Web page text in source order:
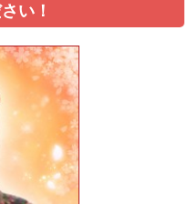
い！